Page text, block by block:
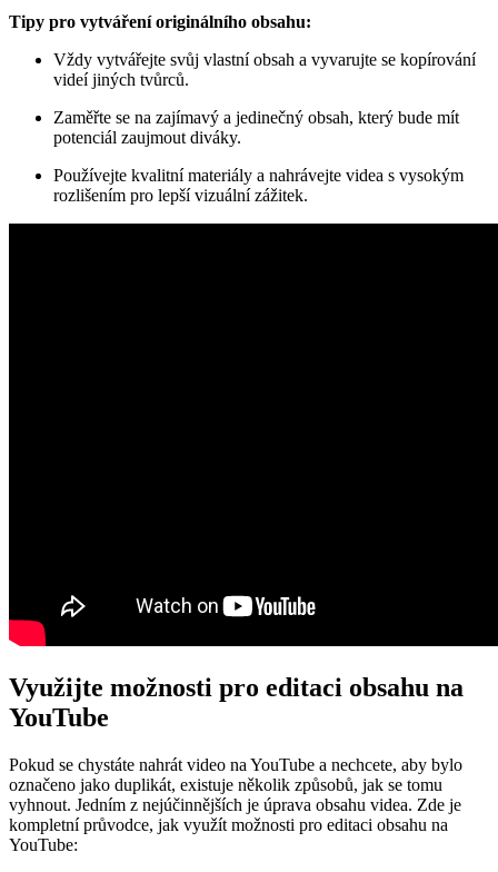
Tipy pro vytváření originálního obsahu:
Vždy vytvářejte svůj vlastní obsah a vyvarujte se kopírování
videí jiných tvůrců.
Zaměřte se na zajímavý a jedinečný obsah, který bude mít
potenciál zaujmout diváky.
Používejte kvalitní materiály a nahrávejte videa s vysokým
rozlišením pro lepší vizuální zážitek.
Využijte možnosti pro editaci obsahu na
YouTube
Pokud se chystáte nahrát video na YouTube a nechcete, aby bylo
označeno jako duplikát, existuje několik způsobů, jak se tomu
vyhnout. Jedním z nejúčinnějších je úprava obsahu videa. Zde je
kompletní průvodce, jak využít možnosti pro editaci obsahu na
YouTube: